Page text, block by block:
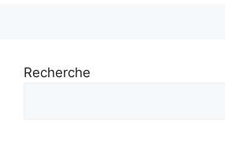
Recherche